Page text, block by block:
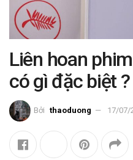
Liên hoan
có gì đặc biệt ?
Bởi thaoduong 17/07/